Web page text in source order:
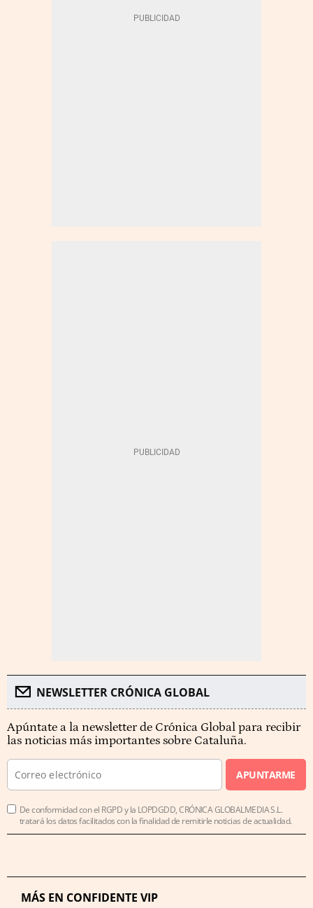
NEWSLETTER CRÓNICA GLOBAL
Apúntate a la newsletter de Crónica Global para recibir
las noticias más importantes sobre Cataluña.
APUNTARME
De conformidad con el RGPD y la LOPDGDD, CRÓNICA GLOBALMEDIA S.L.
tratará los datos facilitados con la finalidad de remitirle noticias de actualidad.
MÁS EN CONFIDENTE VIP